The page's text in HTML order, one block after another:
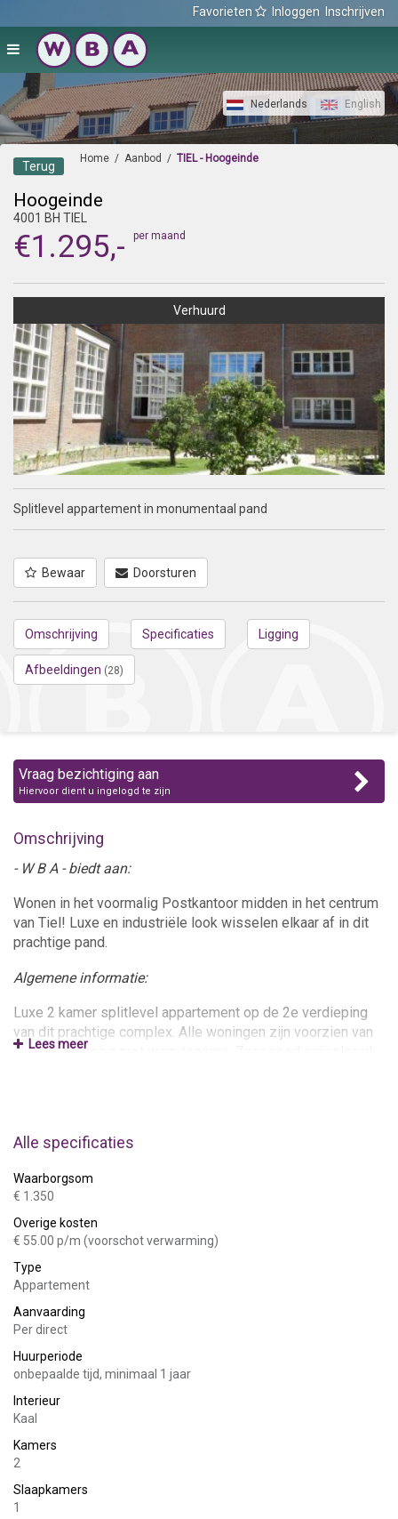
Favorieten Inloggen Inschrijven
Nederlands English
Home / Aanbod / TIEL - Hoogeinde
Terug
Hoogeinde
4001 BH TIEL
€1.295,- per maand
Verhuurd
Splitlevel appartement in monumentaal pand
Bewaar Doorsturen
Omschrijving Specificaties Ligging
Afbeeldingen (28)
Vraag bezichtiging aan
Hiervoor dient u ingelogd te zijn
Omschrijving
- W B A - biedt aan:
Wonen in het voormalig Postkantoor midden in het centrum
van Tiel! Luxe en industriële look wisselen elkaar af in dit
prachtige pand.
Algemene informatie:
Luxe 2 kamer splitlevel appartement op de 2e verdieping
van dit prachtige complex. Alle woningen zijn voorzien van
vloerverwarming met warmtepomp. Zeer goed geïsoleerd
Aparte badkamer met toilet, douche en
wasmachineaansluiting. Tevens is het mogelijk om zelf
zowel kabel als glasvezel te nemen.
Parkeren is mogelijk op eigen terrein. Dit appartement heeft
een eigen parkeerplaats.
Buitenruimte:
Gezamenlijke binnentuin. Deze wordt wekelijks
onderhouden.
Berging:
Eigen berging in onderbouw en gezamenlijke
fietsenberging.
Bijkomende kosten:
water, elektra:
Gewenste huurder(s):
Lees meer
Alle specificaties
Waarborgsom
€ 1.350
Overige kosten
€ 55.00 p/m (voorschot verwarming)
Type
Appartement
Aanvaarding
Per direct
Huurperiode
onbepaalde tijd, minimaal 1 jaar
Interieur
Kaal
Kamers
2
Slaapkamers
1